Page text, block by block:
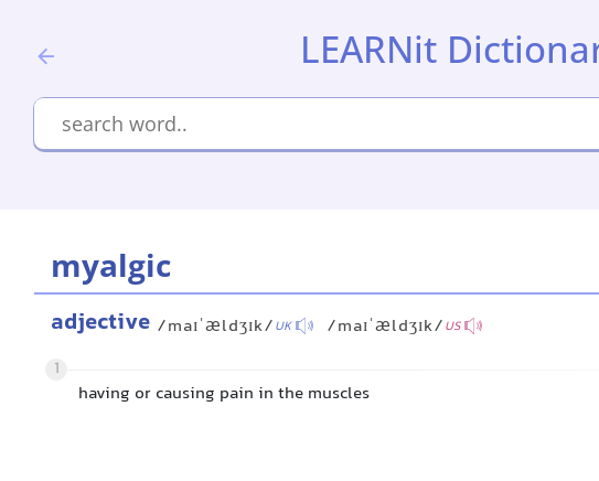
LEARNit
myalgic
adjective /maɪˈældʒɪk/UK /maɪˈældʒɪk/US
1
having or causing pain in the muscles